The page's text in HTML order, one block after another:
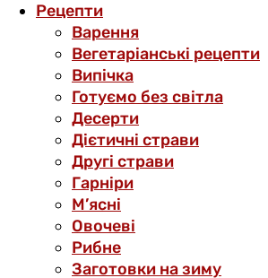
Рецепти
Варення
Вегетаріанські рецепти
Випічка
Готуємо без світла
Десерти
Дієтичні страви
Другі страви
Гарніри
М’ясні
Овочеві
Рибне
Заготовки на зиму